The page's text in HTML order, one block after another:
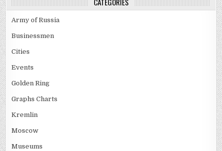
Army of Russia
Businessmen
Cities
Events
Golden Ring
Graphs Charts
Kremlin
Moscow
Museums